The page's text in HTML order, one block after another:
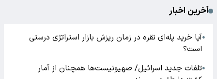
آخرین اخبار
●آیا خرید پله‌ای نقره در زمان ریزش بازار استراتژی درستی
است؟
●تلفات جدید اسرائیل/ صهیونیست‌ها همچنان از آمار